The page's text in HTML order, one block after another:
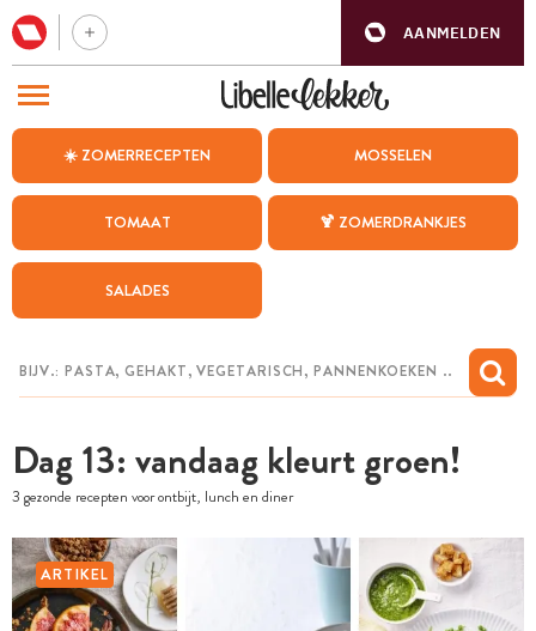
AANMELDEN
☀️ ZOMERRECEPTEN MOSSELEN
TOMAAT 🍹 ZOMERDRANKJES
SALADES
Dag 13: vandaag kleurt groen!
3 gezonde recepten voor ontbijt, lunch en diner
ARTIKEL
BEZOEK ONZE ANDERE WEBSITES
WEEKMENU
CHAT MET MAIA
MIJN BEWAARDE RECEPTEN